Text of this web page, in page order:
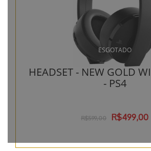
ESGOTADO
HEADSET - NEW GOLD
- PS4
R$599,00 R$499,00